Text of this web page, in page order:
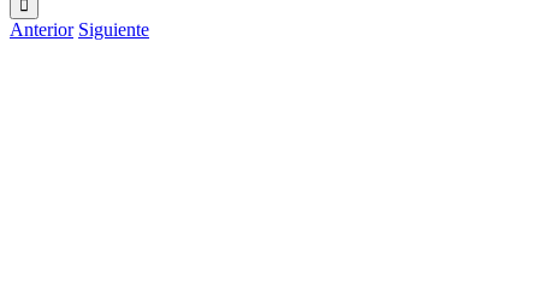
Anterior Siguiente